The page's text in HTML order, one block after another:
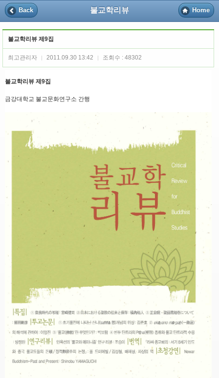
Back 불교학리뷰 Home
불교학리뷰 제9집
최고관리자 2011.09.30 13:42 조회수 : 48302
불교학리뷰 제9집
금강대학교 불교문화연구소 간행